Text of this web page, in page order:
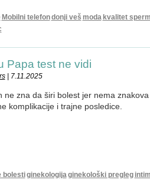
Mobilni telefondonji veš moda kvalitet
Papa test ne vidi
| 7.11.2025
ne zna da širi bolest jer nema
komplikacije i trajne posledice.
bolestiginekologijaginekološki pregleg